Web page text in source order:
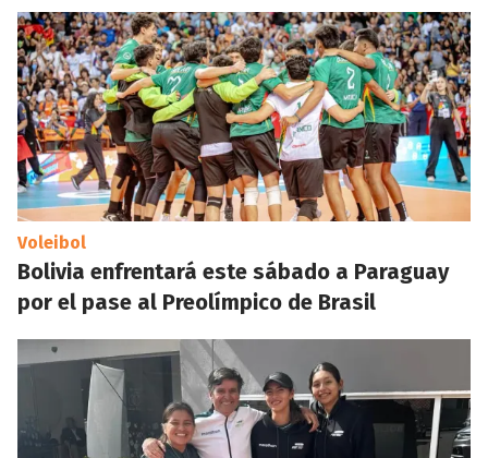
Voleibol
Bolivia enfrentará este sábado a Paraguay
por el pase al Preolímpico de Brasil